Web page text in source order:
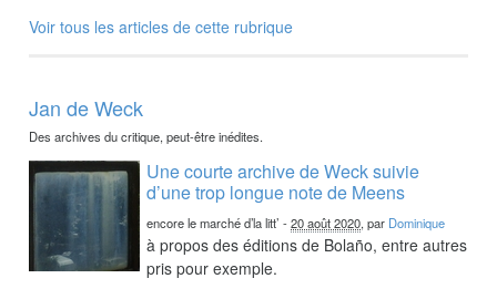
Voir tous les articles de cette rubrique
Jan de Weck
Des archives du critique, peut-être inédites.
Une courte archive de Weck suivie
d’une trop longue note de Meens
encore le marché d’la litt’ -20 août 2020, par Dominique
à propos des éditions de Bolaño, entre autres
pris pour exemple.